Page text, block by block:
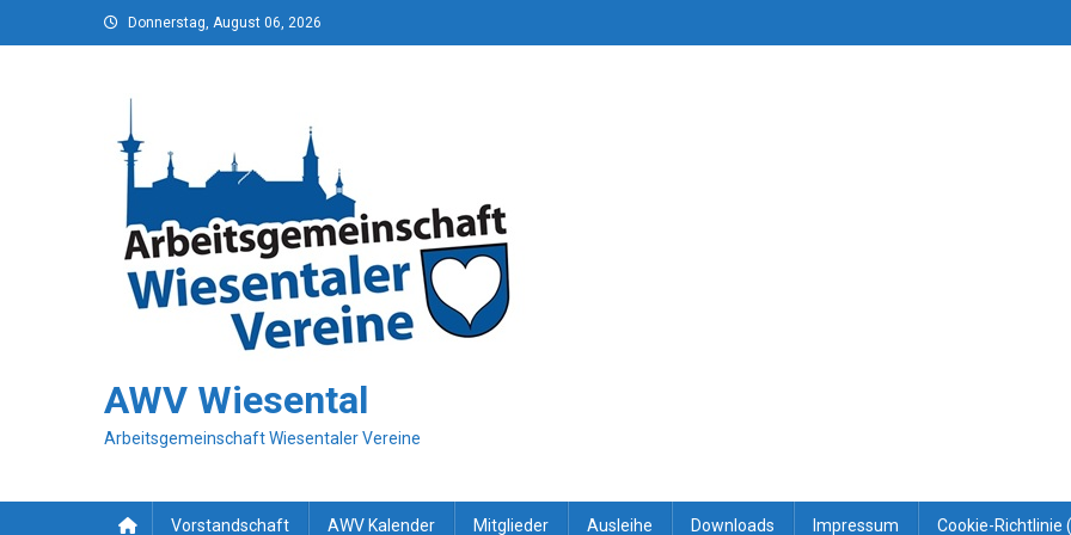
to
Donnerstag, August 06, 2026
AWV Wiesental
Arbeitsgemeinschaft Wiesentaler Vereine
Vorstandschaft AWV Kalender Mitglieder Ausleihe Downloads Impressum Cookie-Richtlinie